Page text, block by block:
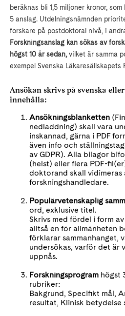
beräknas bli 1,5 miljoner kronor,
5 anslag. Utdelningsnämnden
forskare på postdoktoral nivå, i
Forskningsanslag kan sökas av
högst 10 år sedan, vilket är samma
exempel Svenska Läkaresällskapets
Ansökan skrivs på svenska
innehålla:
Ansökningsblanketten
nedladdning) skall vara
inskannad, gärna i PDF
även info och
av GDPR). Alla bilagor
(helst) eller flera PDF-
doktorand skall vidimeras
forskningshandledare.
Populärvetenskaplig
ord, exklusive titel.
Skrivs med fördel i form av
alltså en för allmänheten
förklarar sammanhanget,
undersökas, varför det är
uppnås.
Forskningsprogram högst
rubriker:
Bakgrund, Specifikt mål,
resultat, Klinisk betydelse